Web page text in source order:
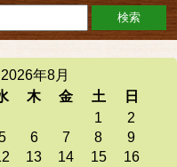
2026年8月
木 金 土
日
1
2
6 7 8
9
13 14 15
16